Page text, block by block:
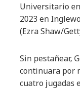
Universitario
2023 en
(Ezra Shaw/
Sin pestañear,
continuara por
cuatro jugadas